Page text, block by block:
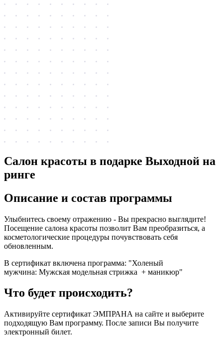
Салон красоты в подарке Выходной на
ринге
Описание и состав программы
Улыбнитесь своему отражению - Вы прекрасно выглядите!
Посещение салона красоты позволит Вам преобразиться, а
косметологические процедуры почувствовать себя
обновленным.
В сертификат включена программа: "Холеный
мужчина: Мужская модельная стрижка + маникюр"
Что будет происходить?
Активируйте сертификат ЭМПРАНА на сайте и выберите
подходящую Вам программу. После записи Вы получите
электронный билет.